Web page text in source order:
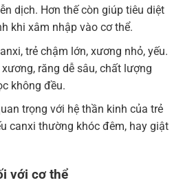
dịch. Hơn thế còn giúp tiêu diệt
khi xâm nhập vào cơ thể.
trẻ chậm lớn, xương nhỏ, yếu.
răng dễ sâu, chất lượng
không đều.
trọng với hệ thần kinh của trẻ
canxi thường khóc đêm, hay giật
với cơ thể